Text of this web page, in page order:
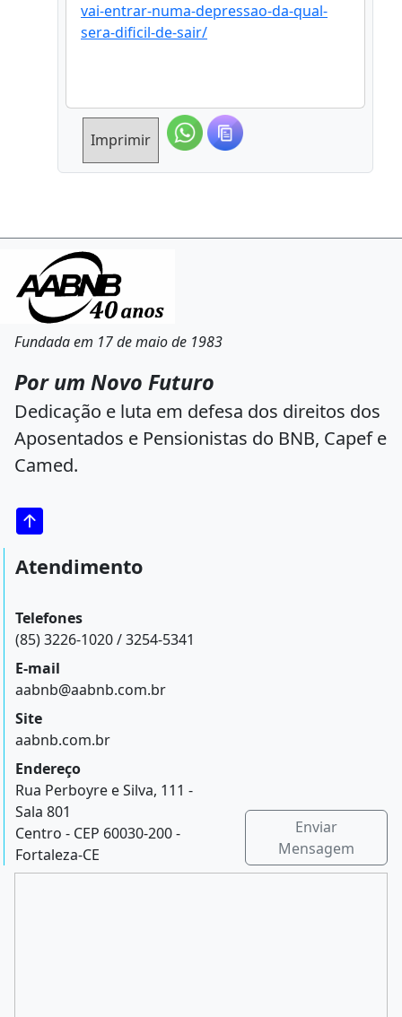
vai-entrar-numa-depressao-da-qual-
sera-dificil-de-sair/
Imprimir
Fundada em 17 de maio de 1983
Por um Novo Futuro
Dedicação e luta em defesa dos direitos dos
Aposentados e Pensionistas do BNB, Capef e
Camed.
Atendimento
Telefones
(85) 3226-1020 / 3254-5341
E-mail
aabnb@aabnb.com.br
Site
aabnb.com.br
Endereço
Rua Perboyre e Silva, 111 -
Sala 801
Centro - CEP 60030-200 -
Fortaleza-CE
Enviar
Mensagem